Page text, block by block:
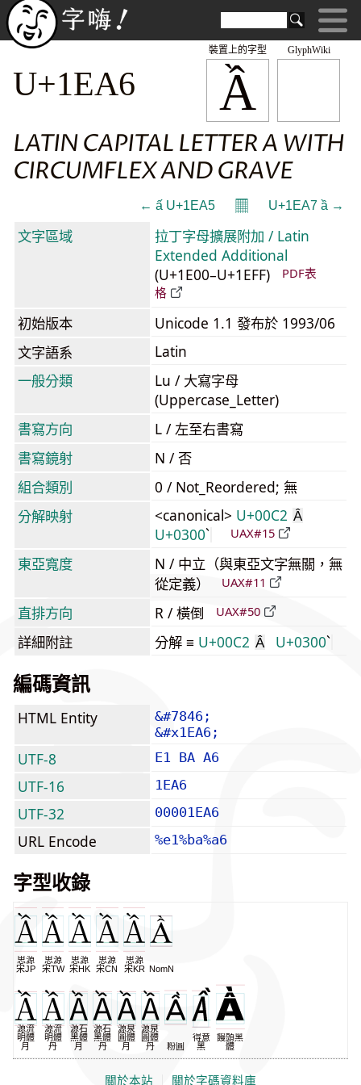
GlyphWiki
Ầ
裝置上的字型
U+1EA6
LATIN CAPITAL LETTER A WITH
CIRCUMFLEX AND GRAVE
← ấ U+1EA5 𝄜 U+1EA7 ầ →
文字區域
拉丁字母擴展附加 / Latin
Extended Additional
(U+1E00–U+1EFF)
PDF表
格
初始版本
Unicode 1.1 發布於 1993/06
文字語系
Latin
一般分類
Lu / 大寫字母
(Uppercase_Letter)
書寫方向
L / 左至右書寫
書寫鏡射
N / 否
組合類別
0 / Not_Reordered; 無
分解映射
<canonical> U+00C2 Â
U+0300 UAX#15
東亞寬度
N / 中立（與東亞文字無關，無
從定義）
UAX#11
直排方向 R / 橫倒 UAX#50
詳細附註 分解 ≡ U+00C2 Â U+0300
編碼資訊
HTML Entity
&#7846;
&#x1EA6;
UTF-8 E1 BA A6
UTF-16 1EA6
UTF-32 00001EA6
URL Encode %e1%ba%a6
字型收錄
思源
宋JP
思源
宋TW
思源
宋HK
思源
宋CN
思源
宋KR NomNaTong
源流
明體
月
源流
明體
丹
源石
黑體
月
源石
黑體
丹
源泉
圓體
月
源泉
圓體
丹
粉圓
得意
黑
饅頭黑
體
關於本站 關於字碼資料庫